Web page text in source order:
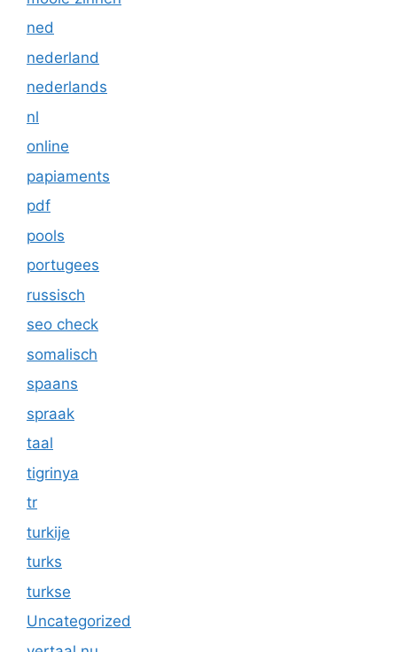
ned
nederland
nederlands
nl
online
papiaments
pdf
pools
portugees
russisch
seo check
somalisch
spaans
spraak
taal
tigrinya
tr
turkije
turks
turkse
Uncategorized